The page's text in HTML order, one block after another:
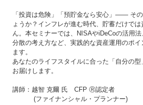
「投資は危険」「預貯金なら安心」—— そ
ょうか？インフレが進む時代、貯蓄だけで
ん。本セミナーでは、NISAやiDeCoの活用法
分散の考え方など、実践的な資産運用のポイ
ます。
あなたのライフスタイルに合った「自分の
お届けします。
講師：越智 克爾 氏 CFP Ⓡ認定者
(ファイナンシャル・プランナー)